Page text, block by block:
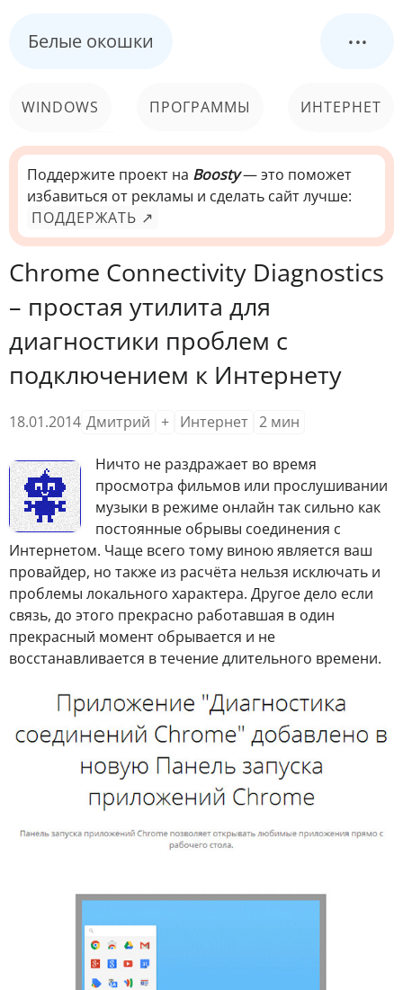
Белые окошки ...
WINDOWS ПРОГРАММЫ ИНТЕРНЕТ
КОМПЬЮТЕР
СИСТЕМА
Поддержите проект на Boosty— это поможет
избавиться от рекламы и сделать сайт лучше:
ПОДДЕРЖАТЬ ↗
Chrome Connectivity Diagnostics
– простая утилита для
диагностики проблем с
подключением к Интернету
18.01.2014 Дмитрий + Интернет 2 мин
Ничто не раздражает во время
просмотра фильмов или прослушивании
музыки в режиме онлайн так сильно как
постоянные обрывы соединения с
Интернетом. Чаще всего тому виною является ваш
провайдер, но также из расчёта нельзя исключать и
проблемы локального характера. Другое дело если
связь, до этого прекрасно работавшая в один
прекрасный момент обрывается и не
восстанавливается в течение длительного времени.